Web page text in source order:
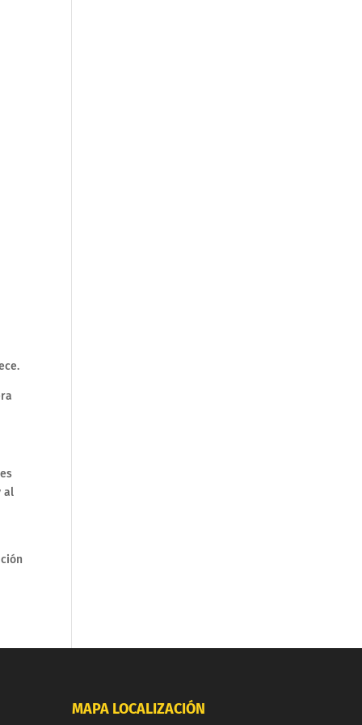
al
MAPA LOCALIZACIÓN